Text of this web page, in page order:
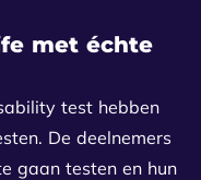
met échte
test hebben
De deelnemers
gaan testen en hun